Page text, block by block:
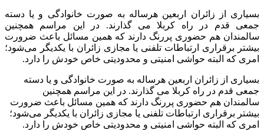
بسیاری از زائران اربعین هرساله به صورت خانوادگی و یا دسته
جمعی قدم در راه کربلا می گذارند. در این مراسم همچنین
سالمندان هم حضوری پررنگ دارند که همین مسائل باعث ضرورت
بیشتر برقراری ارتباطات تلفنی یا مجازی زائران با یکدیگر می‌شود؛
امری که البته حواشی امنیتی و محدودیتی خاص خودش را دارد.
بسیاری از زائران اربعین هرساله به صورت خانوادگی و یا دسته
جمعی قدم در راه کربلا می گذارند. در این مراسم همچنین
سالمندان هم حضوری پررنگ دارند که همین مسائل باعث ضرورت
بیشتر برقراری ارتباطات تلفنی یا مجازی زائران با یکدیگر می‌شود؛
امری که البته حواشی امنیتی و محدودیتی خاص خودش را دارد.